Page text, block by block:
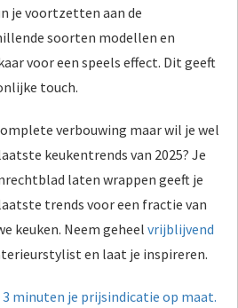
je voortzetten aan de
soorten modellen en
voor een speels effect. Dit geeft
touch.
verbouwing maar wil je wel
keukentrends van 2025? Je
laten wrappen geeft je
trends voor een fractie van
keuken. Neem geheel vrijblijvend
en laat je inspireren.
minuten je prijsindicatie op maat.